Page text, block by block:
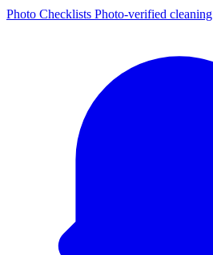
Photo Checklists Photo-verified cleaning